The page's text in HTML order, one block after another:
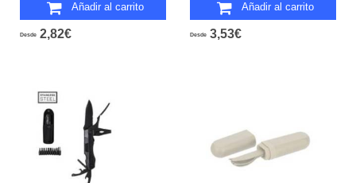
Añadir al carrito
Desde 2,82€
Añadir al carrito
Desde 3,53€